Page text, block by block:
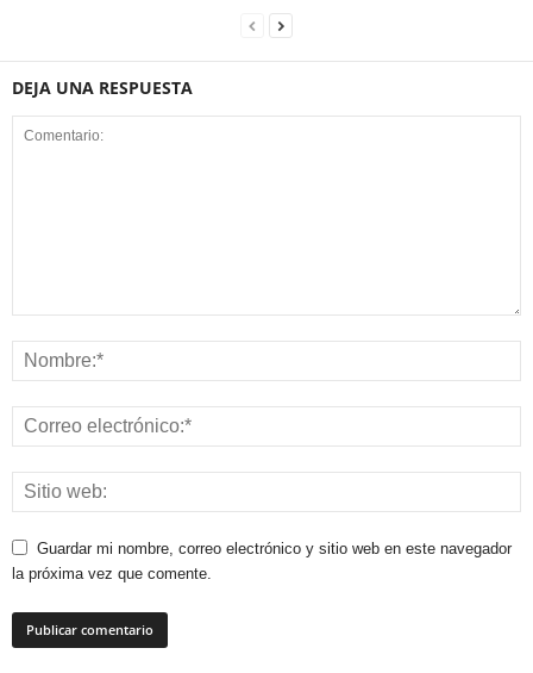
DEJA UNA RESPUESTA
Guardar mi nombre, correo electrónico y sitio web en este navegador
la próxima vez que comente.